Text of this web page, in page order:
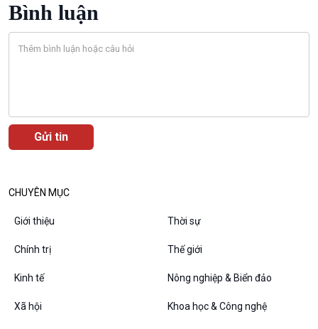
Bình luận
CHUYÊN MỤC
Giới thiệu Thời sự
Chính trị Thế giới
Kinh tế Nông nghiệp & Biển đảo
Xã hội Khoa học & Công nghệ